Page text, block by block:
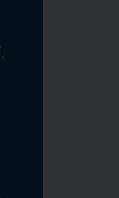
.